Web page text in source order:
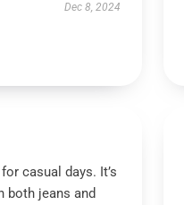
Dec 8, 2024
casual days. It’s
both jeans and